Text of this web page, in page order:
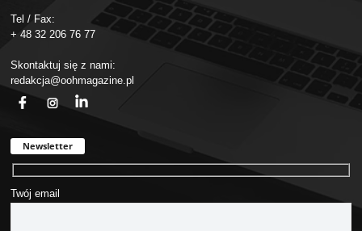
Tel / Fax:
+ 48 32 206 76 77
Skontaktuj się z nami:
redakcja@oohmagazine.pl
Newsletter
Twój email